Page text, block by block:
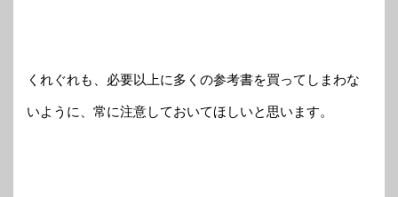
くれぐれも、必要以上に多くの参考書を買ってしまわな
いように、常に注意しておいてほしいと思います。